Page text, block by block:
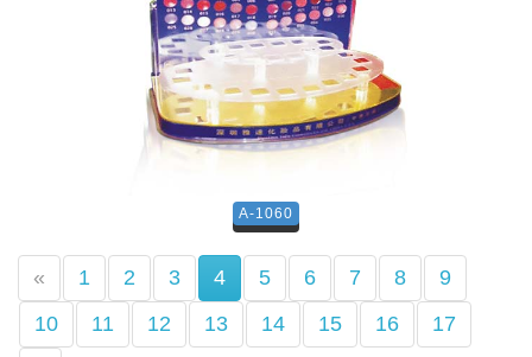
A-1060
« 1 2 3 4(current)
5 6 7 8
9
10
11 12 13 14 15 16
17